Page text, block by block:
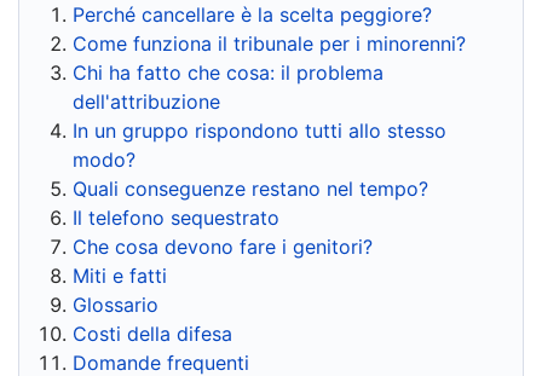
Perché cancellare è la scelta peggiore?
Come funziona il tribunale per i minorenni?
Chi ha fatto che cosa: il problema
dell'attribuzione
In un gruppo rispondono tutti allo stesso
modo?
Quali conseguenze restano nel tempo?
Il telefono sequestrato
Che cosa devono fare i genitori?
Miti e fatti
Glossario
Costi della difesa
Domande frequenti